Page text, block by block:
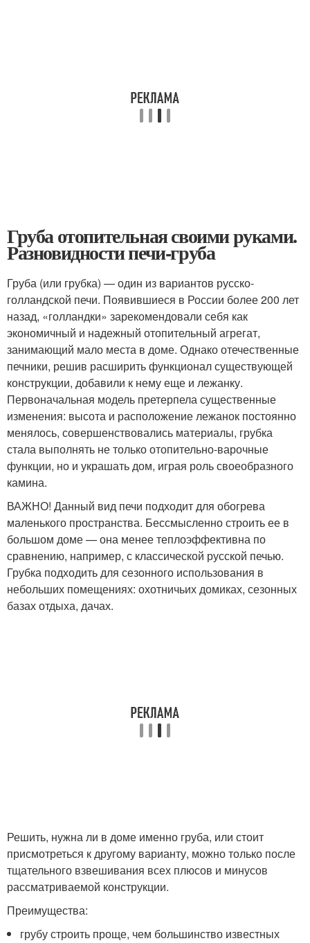
Груба отопительная своими руками.
Разновидности печи-груба
Груба (или грубка) — один из вариантов русско-
голландской печи. Появившиеся в России более 200 лет
назад, «голландки» зарекомендовали себя как
экономичный и надежный отопительный агрегат,
занимающий мало места в доме. Однако отечественные
печники, решив расширить функционал существующей
конструкции, добавили к нему еще и лежанку.
Первоначальная модель претерпела существенные
изменения: высота и расположение лежанок постоянно
менялось, совершенствовались материалы, грубка
стала выполнять не только отопительно-варочные
функции, но и украшать дом, играя роль своеобразного
камина.
ВАЖНО! Данный вид печи подходит для обогрева
маленького пространства. Бессмысленно строить ее в
большом доме — она менее теплоэффективна по
сравнению, например, с классической русской печью.
Грубка подходить для сезонного использования в
небольших помещениях: охотничьих домиках, сезонных
базах отдыха, дачах.
Решить, нужна ли в доме именно груба, или стоит
присмотреться к другому варианту, можно только после
тщательного взвешивания всех плюсов и минусов
рассматриваемой конструкции.
Преимущества:
грубу строить проще, чем большинство известных